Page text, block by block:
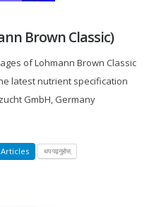
Brown Classic)
of Lohmann Brown Classic
latest nutrient specification
GmbH, Germany
Articles थप पढ्नुहोस्